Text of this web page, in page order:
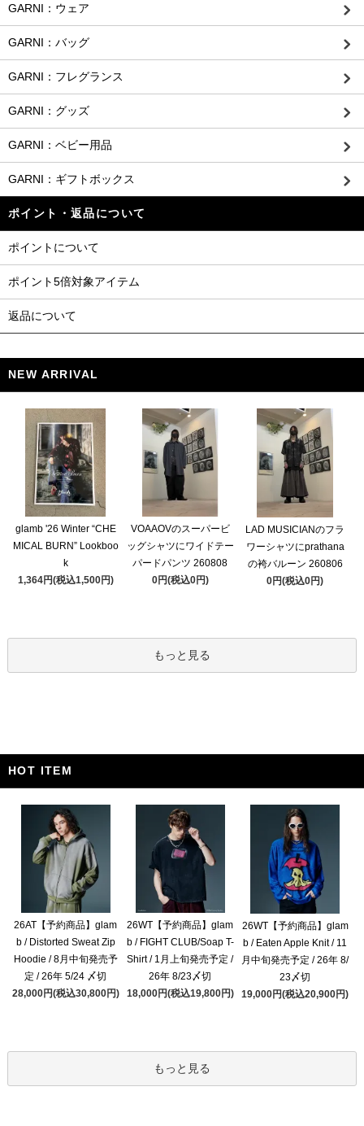
GARNI：ウェア
GARNI：バッグ
GARNI：フレグランス
GARNI：グッズ
GARNI：ベビー用品
GARNI：ギフトボックス
ポイント・返品について
ポイントについて
ポイント5倍対象アイテム
返品について
NEW ARRIVAL
glamb '26 Winter “CHE
MICAL BURN” Lookboo
k
1,364円(税込1,500円)
VOAAOVのスーパービ
ッグシャツにワイドテー
パードパンツ 260808
0円(税込0円)
LAD MUSICIANのフラ
ワーシャツにprathana
の袴バルーン 260806
0円(税込0円)
もっと見る
HOT ITEM
26AT【予約商品】glam
b / Distorted Sweat Zip
Hoodie / 8月中旬発売予
定 / 26年 5/24 〆切
28,000円(税込30,800円)
26WT【予約商品】glam
b / FIGHT CLUB/Soap T-
Shirt / 1月上旬発売予定 /
26年 8/23〆切
18,000円(税込19,800円)
26WT【予約商品】glam
b / Eaten Apple Knit / 11
月中旬発売予定 / 26年 8/
23〆切
19,000円(税込20,900円)
もっと見る